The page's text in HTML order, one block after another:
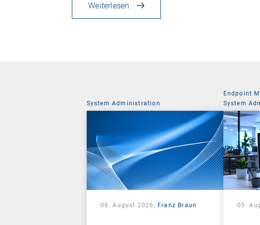
Weiterlesen
System Administration
06. August 2026, Franz Braun
Endpoint
System
05.